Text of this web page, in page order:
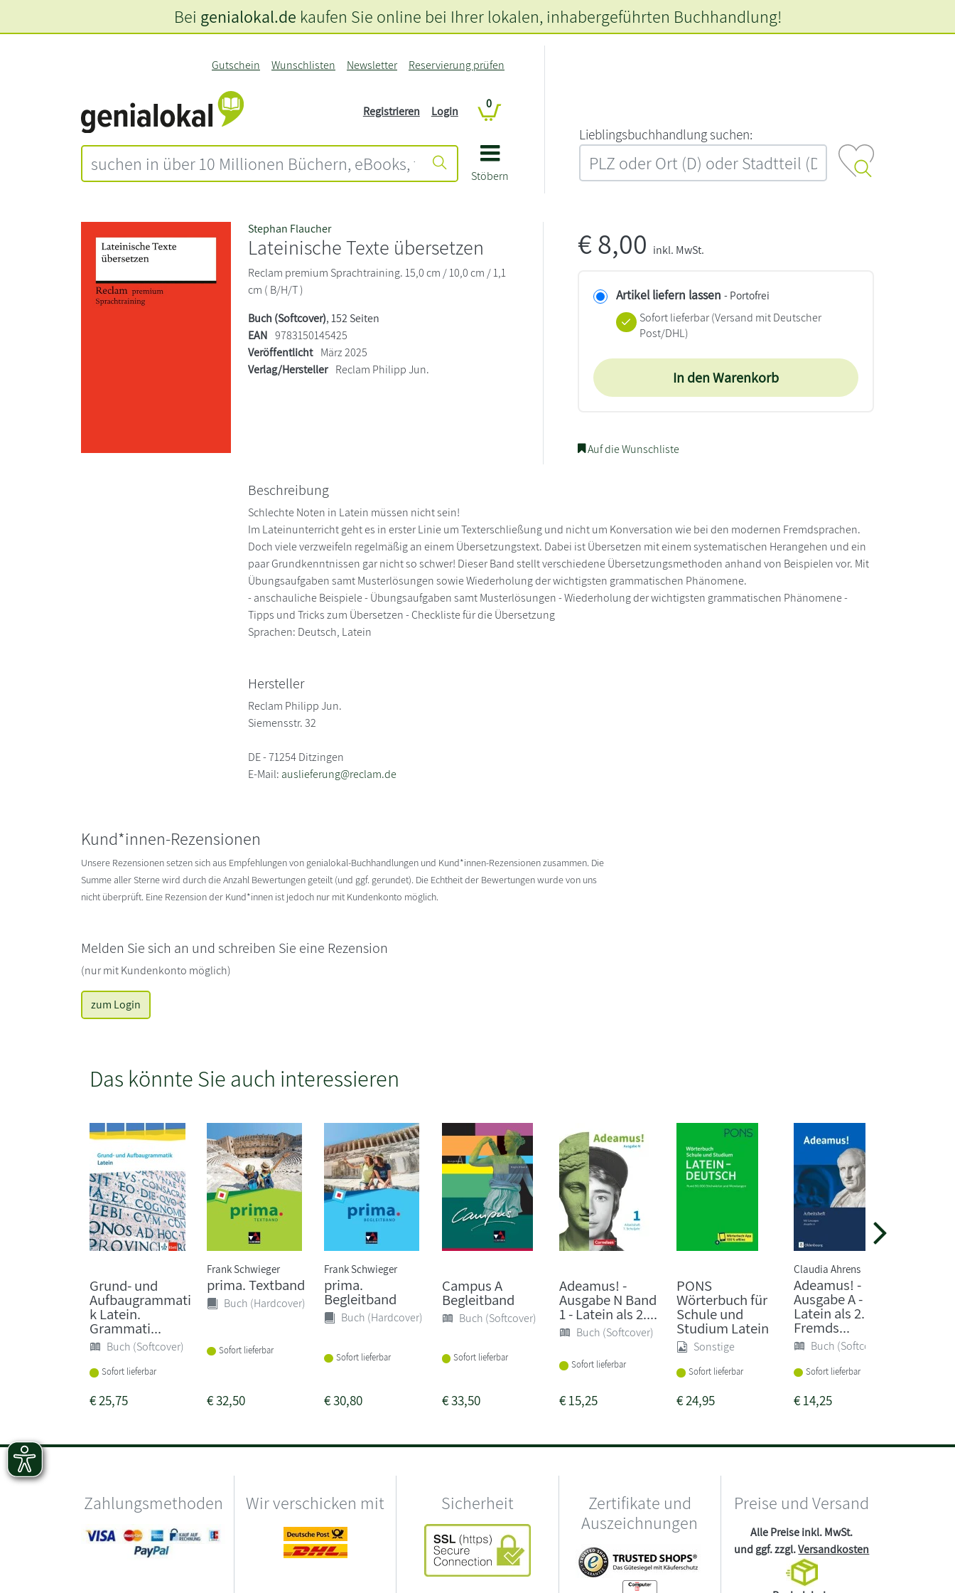
Stöbern
Gutschein Wunschlisten Newsletter Reservierung prüfen
Registrieren Login
0
L‍i‍e‍b‍l‍i‍n‍g‍s‍b‍u‍c‍h‍h‍a‍n‍d‍l‍u‍n‍g‍ ‍s‍u‍c‍h‍e‍n‍:‍
Bei genialokal.de kaufen Sie online bei Ihrer lokalen, inhabergeführten Buchhandlung!
Stephan Flaucher
Lateinische Texte übersetzen
Reclam premium Sprachtraining. 15,0 cm / 10,0 cm / 1,1
cm ( B/H/T )
Buch (Softcover), 152 Seiten
EAN 9783150145425
Veröffentlicht März 2025
Verlag/Hersteller Reclam Philipp Jun.
€8,00 inkl. MwSt.
Artikel liefern lassen - Portofrei
Sofort lieferbar(Versand mit Deutscher
Post/DHL)
In den Warenkorb
Auf die Wunschliste
Beschreibung
Schlechte Noten in Latein müssen nicht sein!
Im Lateinunterricht geht es in erster Linie um Texterschließung und nicht um Konversation wie bei den modernen Fremdsprachen.
Doch viele verzweifeln regelmäßig an einem Übersetzungstext. Dabei ist Übersetzen mit einem systematischen Herangehen und ein
paar Grundkenntnissen gar nicht so schwer! Dieser Band stellt verschiedene Übersetzungsmethoden anhand von Beispielen vor. Mit
Übungsaufgaben samt Musterlösungen sowie Wiederholung der wichtigsten grammatischen Phänomene.
- anschauliche Beispiele - Übungsaufgaben samt Musterlösungen - Wiederholung der wichtigsten grammatischen Phänomene -
Tipps und Tricks zum Übersetzen - Checkliste für die Übersetzung
Sprachen: Deutsch, Latein
Hersteller
Reclam Philipp Jun.
Siemensstr. 32
DE - 71254 Ditzingen
E-Mail: auslieferung@reclam.de
Kund*innen-Rezensionen
Unsere Rezensionen setzen sich aus Empfehlungen von genialokal-Buchhandlungen und Kund*innen-Rezensionen zusammen. Die
Summe aller Sterne wird durch die Anzahl Bewertungen geteilt (und ggf. gerundet). Die Echtheit der Bewertungen wurde von uns
nicht überprüft. Eine Rezension der Kund*innen ist jedoch nur mit Kundenkonto möglich.
Melden Sie sich an und schreiben Sie eine Rezension
(nur mit Kundenkonto möglich)
zum Login
Das könnte Sie auch interessieren
Grund- und
Aufbaugrammati
k Latein.
Grammati...
Buch (Softcover)
Sofort lieferbar
€25,75
Frank Schwieger
prima. Textband
Buch (Hardcover)
Sofort lieferbar
€32,50
Frank Schwieger
prima.
Begleitband
Buch (Hardcover)
Sofort lieferbar
€30,80
Campus A
Begleitband
Buch (Softcover)
Sofort lieferbar
€33,50
Adeamus! -
Ausgabe N Band
1 - Latein als 2....
Buch (Softcover)
Sofort lieferbar
€15,25
PONS
Wörterbuch für
Schule und
Studium Latein
Sonstige
Sofort lieferbar
€24,95
Claudia Ahrens
Adeamus! -
Ausgabe A -
Latein als 2.
Fremds...
Buch (Softcover)
Sofort lieferbar
€14,25
Zahlungsmethoden Wir verschicken mit Sicherheit
Zertifikate und
Auszeichnungen
Preise und Versand
Alle Preise inkl. MwSt.
und ggf. zzgl.Versandkosten